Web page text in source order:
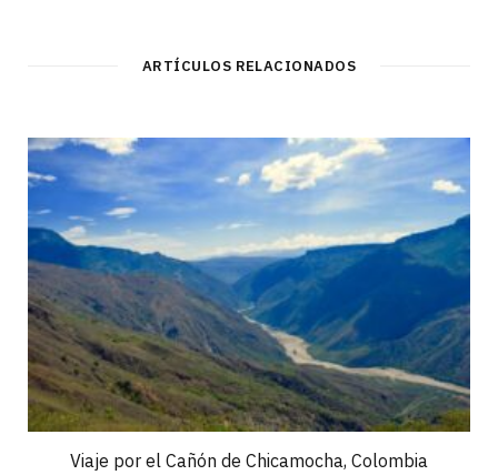
ARTÍCULOS RELACIONADOS
Viaje por el Cañón de Chicamocha, Colombia